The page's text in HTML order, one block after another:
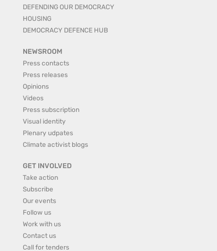
DEFENDING OUR DEMOCRACY
HOUSING
DEMOCRACY DEFENCE HUB
NEWSROOM
Press contacts
Press releases
Opinions
Videos
Press subscription
Visual identity
Plenary udpates
Climate activist blogs
GET INVOLVED
Take action
Subscribe
Our events
Follow us
Work with us
Contact us
Call for tenders